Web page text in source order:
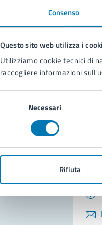
Consenso
Questo sito web utilizza i
Utilizziamo cookie tecnici di
raccogliere informazioni
Necessari
Rifiuta
Valuta